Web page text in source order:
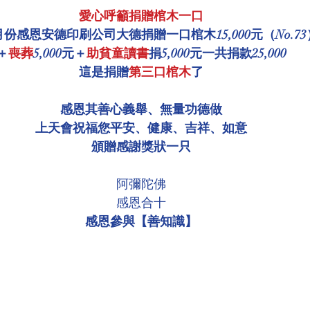
壇院規則/玄人公告
愛心呼籲捐贈棺木一口
份感恩安德印刷公司大德捐贈一口棺木15,000元（No.73
喪葬5,000元＋助貧童讀書捐5,000元一共捐款25,000
這是捐贈第三口棺木了
感恩其善心義舉、無量功德做
上天會祝福您平安、健康、吉祥、如意
頒贈感謝獎狀一只
阿彌陀佛
感恩合十
感恩參與【善知識】